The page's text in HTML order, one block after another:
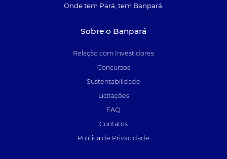
Onde tem Pará, tem Banpará.
Sobre o Banpará
Relação com Investidores
Concursos
Sustentabilidade
Licitações
FAQ
Contatos
Política de Privacidade